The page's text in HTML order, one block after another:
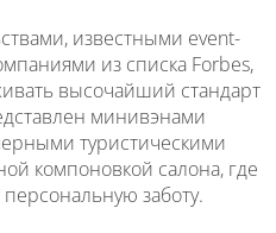
известными event-
из списка Forbes,
высочайший стандарт
минивэнами
туристическими
компоновкой салона, где
заботу.